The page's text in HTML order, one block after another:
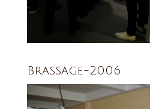
Brassage-2006